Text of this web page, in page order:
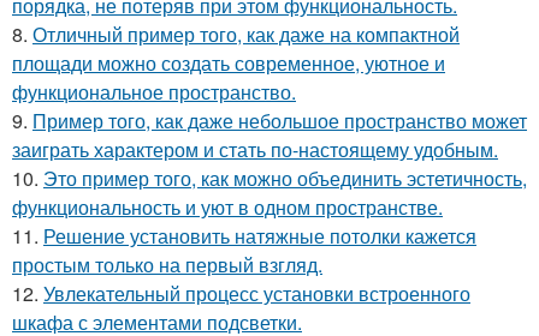
порядка, не потеряв при этом функциональность.
8. Отличный пример того, как даже на компактной
площади можно создать современное, уютное и
функциональное пространство.
9. Пример того, как даже небольшое пространство может
заиграть характером и стать по-настоящему удобным.
10. Это пример того, как можно объединить эстетичность,
функциональность и уют в одном пространстве.
11. Решение установить натяжные потолки кажется
простым только на первый взгляд.
12. Увлекательный процесс установки встроенного
шкафа с элементами подсветки.